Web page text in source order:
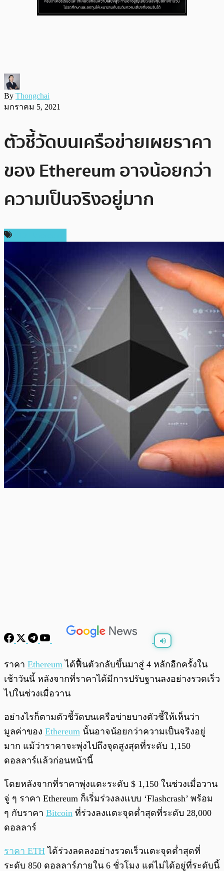
By Thongchai
มกราคม 5, 2021
ตัวชี้วัดบนเครือข่ายเผยราคา
ของ Ethereum อาจน้อยกว่า
ความเป็นจริงอยู่มาก
0:00 /0:00
ราคา Ethereum ได้ฟื้นตัวกลับขึ้นมาสู่ 4 หลักอีกครั้งใน
เช้าวันนี้ หลังจากที่ราคาได้มีการปรับฐานลงอย่างรวดเร็ว
ไปในช่วงเมื่อวาน
อย่างไรก็ตามตัวชี้วัดบนเครือข่ายบางตัวชี้ให้เห็นว่า
มูลค่าของ Ethereum นั้นอาจน้อยกว่าความเป็นจริงอยู่
มาก แม้ว่าราคาจะพุ่งไปถึงจุดสูงสุดที่ระดับ 1,150
ดอลลาร์แล้วก่อนหน้านี้
โดยหลังจากที่ราคาพุ่งแตะระดับ $ 1,150 ในช่วงเมื่อวาน
จู่ ๆ ราคา Ethereum ก็เริ่มร่วงลงแบบ ‘Flashcrash’ พร้อม
ๆ กับราคา Bitcoin ที่ร่วงลงแตะจุดต่ำสุดที่ระดับ 28,000
ดอลลาร์
ราคา ETH ได้ร่วงลดลงอย่างรวดเร็วแตะจุดต่ำสุดที่
ระดับ 850 ดอลลาร์ภายใน 6 ชั่วโมง แต่ไม่ได้อยู่ที่ระดับนี้